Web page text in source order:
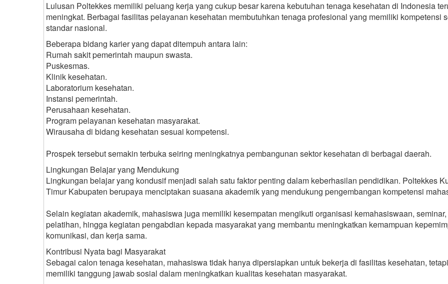
Lulusan Poltekkes memiliki peluang kerja yang cukup besar karena kebutuhan tenaga kesehatan di Indonesia
meningkat. Berbagai fasilitas pelayanan kesehatan membutuhkan tenaga profesional yang memiliki kompetensi
standar nasional.
Beberapa bidang karier yang dapat ditempuh antara lain:
Rumah sakit pemerintah maupun swasta.
Puskesmas.
Klinik kesehatan.
Laboratorium kesehatan.
Instansi pemerintah.
Perusahaan kesehatan.
Program pelayanan kesehatan masyarakat.
Wirausaha di bidang kesehatan sesuai kompetensi.
Prospek tersebut semakin terbuka seiring meningkatnya pembangunan sektor kesehatan di berbagai daerah.
Lingkungan Belajar yang Mendukung
Lingkungan belajar yang kondusif menjadi salah satu faktor penting dalam keberhasilan pendidikan. Poltekkes
Timur Kabupaten berupaya menciptakan suasana akademik yang mendukung pengembangan kompetensi
Selain kegiatan akademik, mahasiswa juga memiliki kesempatan mengikuti organisasi kemahasiswaan, seminar,
pelatihan, hingga kegiatan pengabdian kepada masyarakat yang membantu meningkatkan kemampuan
komunikasi, dan kerja sama.
Kontribusi Nyata bagi Masyarakat
Sebagai calon tenaga kesehatan, mahasiswa tidak hanya dipersiapkan untuk bekerja di fasilitas kesehatan,
memiliki tanggung jawab sosial dalam meningkatkan kualitas kesehatan masyarakat.